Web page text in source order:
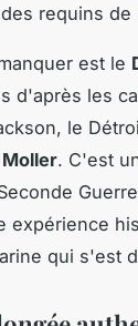
requins de
est le
d'après les
le
Moller. C'est
expérience
qui s'est